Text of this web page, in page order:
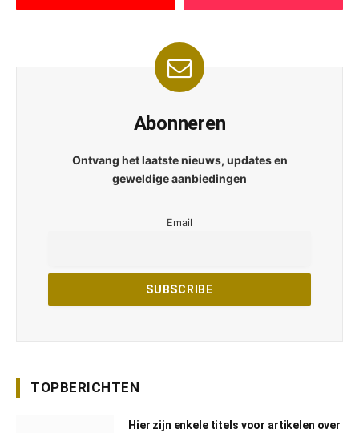
Abonneren
Ontvang het laatste nieuws, updates en
geweldige aanbiedingen
Email
TOPBERICHTEN
Hier zijn enkele titels voor artikelen over